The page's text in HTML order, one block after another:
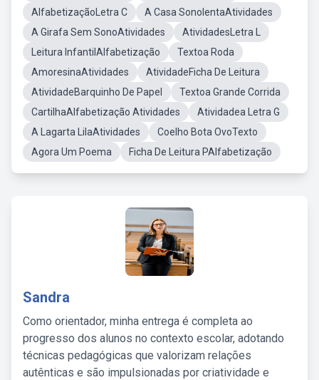
AlfabetizaçãoLetra C
A Casa SonolentaAtividades
A Girafa Sem SonoAtividades
AtividadesLetra L
Leitura InfantilAlfabetização
Textoa Roda
AmoresinaAtividades
AtividadeFicha De Leitura
AtividadeBarquinho De Papel
Textoa Grande Corrida
CartilhaAlfabetização Atividades
Atividadea Letra G
A Lagarta LilaAtividades
Coelho Bota OvoTexto
Agora Um Poema
Ficha De Leitura PAlfabetização
Sandra
Como orientador, minha entrega é completa ao
progresso dos alunos no contexto escolar, adotando
técnicas pedagógicas que valorizam relações
autênticas e são impulsionadas por criatividade e